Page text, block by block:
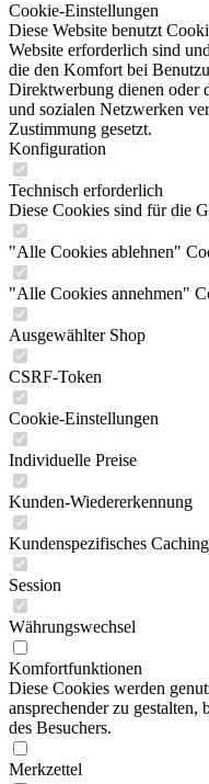
Cookie-Einstellungen
Diese Website benutzt
Website erforderlich sind
die den Komfort bei
Direktwerbung dienen oder
und sozialen Netzwerken
Zustimmung gesetzt.
Konfiguration
Technisch erforderlich
Diese Cookies sind für die
"Alle Cookies ablehnen"
"Alle Cookies annehmen"
Ausgewählter Shop
CSRF-Token
Cookie-Einstellungen
Individuelle Preise
Kunden-Wiedererkennung
Kundenspezifisches Caching
Session
Währungswechsel
Komfortfunktionen
Diese Cookies werden
ansprechender zu
des Besuchers.
Merkzettel